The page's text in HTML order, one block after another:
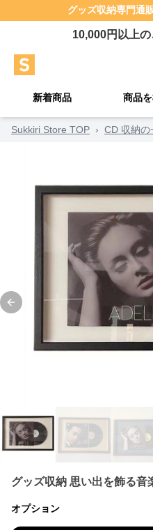
グッズ収納専門通
10,000円以上
新着商品 商品
Sukkiri Store TOP › CD 収納の
Previous slide
グッズ収納 思い出を飾る音
オプション